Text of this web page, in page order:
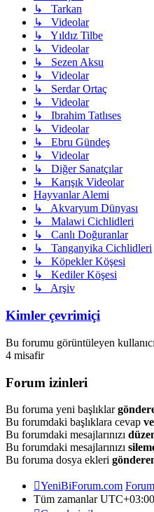
↳ Tarkan
↳ Videolar
↳ Yıldız Tilbe
↳ Videolar
↳ Sezen Aksu
↳ Videolar
↳ Serdar Ortaç
↳ Videolar
↳ Ibrahim Tatlıses
↳ Videolar
↳ Ebru Gündeş
↳ Videolar
↳ Diğer Sanatçılar
↳ Karışık Videolar
Hayvanlar Alemi
↳ Akvaryum Dünyası
↳ Malawi Cichlidleri
↳ Canlı Doğuranlar
↳ Tanganyika Cichlidleri
↳ Köpekler Köşesi
↳ Kediler Köşesi
↳ Arşiv
Kimler çevrimiçi
Bu forumu görüntüleyen
4 misafir
Forum izinleri
Bu foruma yeni başlıklar
Bu forumdaki başlıklara cevap
Bu forumdaki mesajlarınızı
Bu forumdaki mesajlarınızı
Bu foruma dosya ekleri
YeniBiForum.com
Tüm zamanlarUTC+03:00